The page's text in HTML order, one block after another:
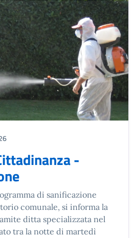
-
di sanificazione
comunale, si informa la
ditta specializzata nel
tra la notte di martedì